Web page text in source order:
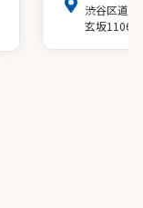
渋谷区道
玄坂1106